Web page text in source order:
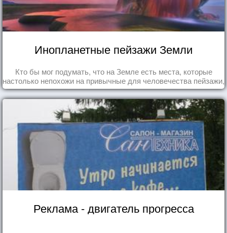
Инопланетные пейзажи Земли
Кто бы мог подумать, что на Земле есть места, которые
настолько непохожи на привычные для человечества пейзажи,
что кажутся и вовсе инопланетными!
Реклама - двигатель прогресса